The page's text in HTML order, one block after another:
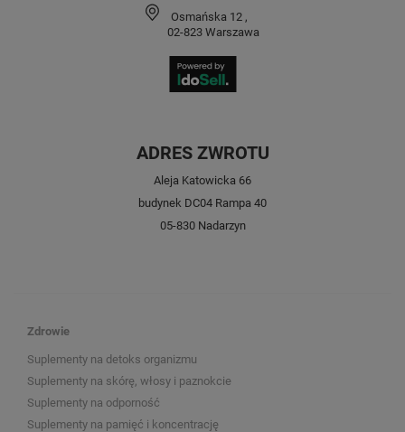
Osmańska 12 ,
02-823 Warszawa
ADRES ZWROTU
Aleja Katowicka 66
budynek DC04 Rampa 40
05-830 Nadarzyn
Zdrowie
Suplementy na detoks organizmu
Suplementy na skórę, włosy i paznokcie
Suplementy na odporność
Suplementy na pamięć i koncentrację